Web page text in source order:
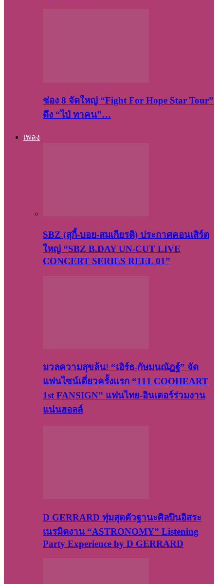
ช่อง 8 จัดใหญ่ “Fight For Hope Star Tour”
ดึง “ไป่ ทาคน”…
เพลง
SBZ (สุกี้-บอย-สมเกียรติ) ประกาศคอนเสิร์ต
ใหญ่ “SBZ B.DAY UN-CUT LIVE
CONCERT SERIES REEL 01”
มวลความสุขล้น! “เอิร์ธ-กัษมนณัฏฐ์” จัด
แฟนไซน์เดี่ยวครั้งแรก “111 COOHEART
1st FANSIGN” แฟนไทย-อินเตอร์ร่วมงาน
แน่นฮอลล์
D GERRARD ทุ่มสุดตัวฐานะศิลปินอิสระ
เนรมิตงาน “ASTRONOMY” Listening
Party Experience by D GERRARD